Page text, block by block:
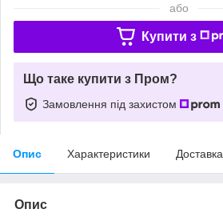
або
Купити з
Що таке купити з Пром?
Замовлення під захистом
Опис Характеристики Доставка
Опис